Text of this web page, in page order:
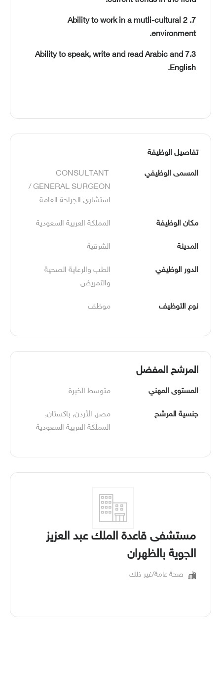
7. 2 Ability to work in a mutli-cultural
environment.
7.3 Ability to speak, write and read Arabic and
English.
تفاصيل الوظيفة
المسمى الوظيفي
CONSULTANT
استشاري الجراحة العامة
مكان الوظيفة المملكة العربية السعودية
المدينة الشرقية
الدور الوظيفي
والتمريض
نوع التوظيف موظف
المرشح المفضل
المستوى المهني متوسط الخبرة
جنسية المرشح
المملكة العربية السعودية
مستشفى قاعدة الملك عبد العزيز
الجوية بالظهران
صحة عامة/غير ذلك